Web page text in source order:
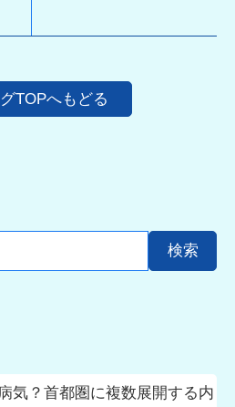
TOPへもどる
気？首都圏に複数展開する内